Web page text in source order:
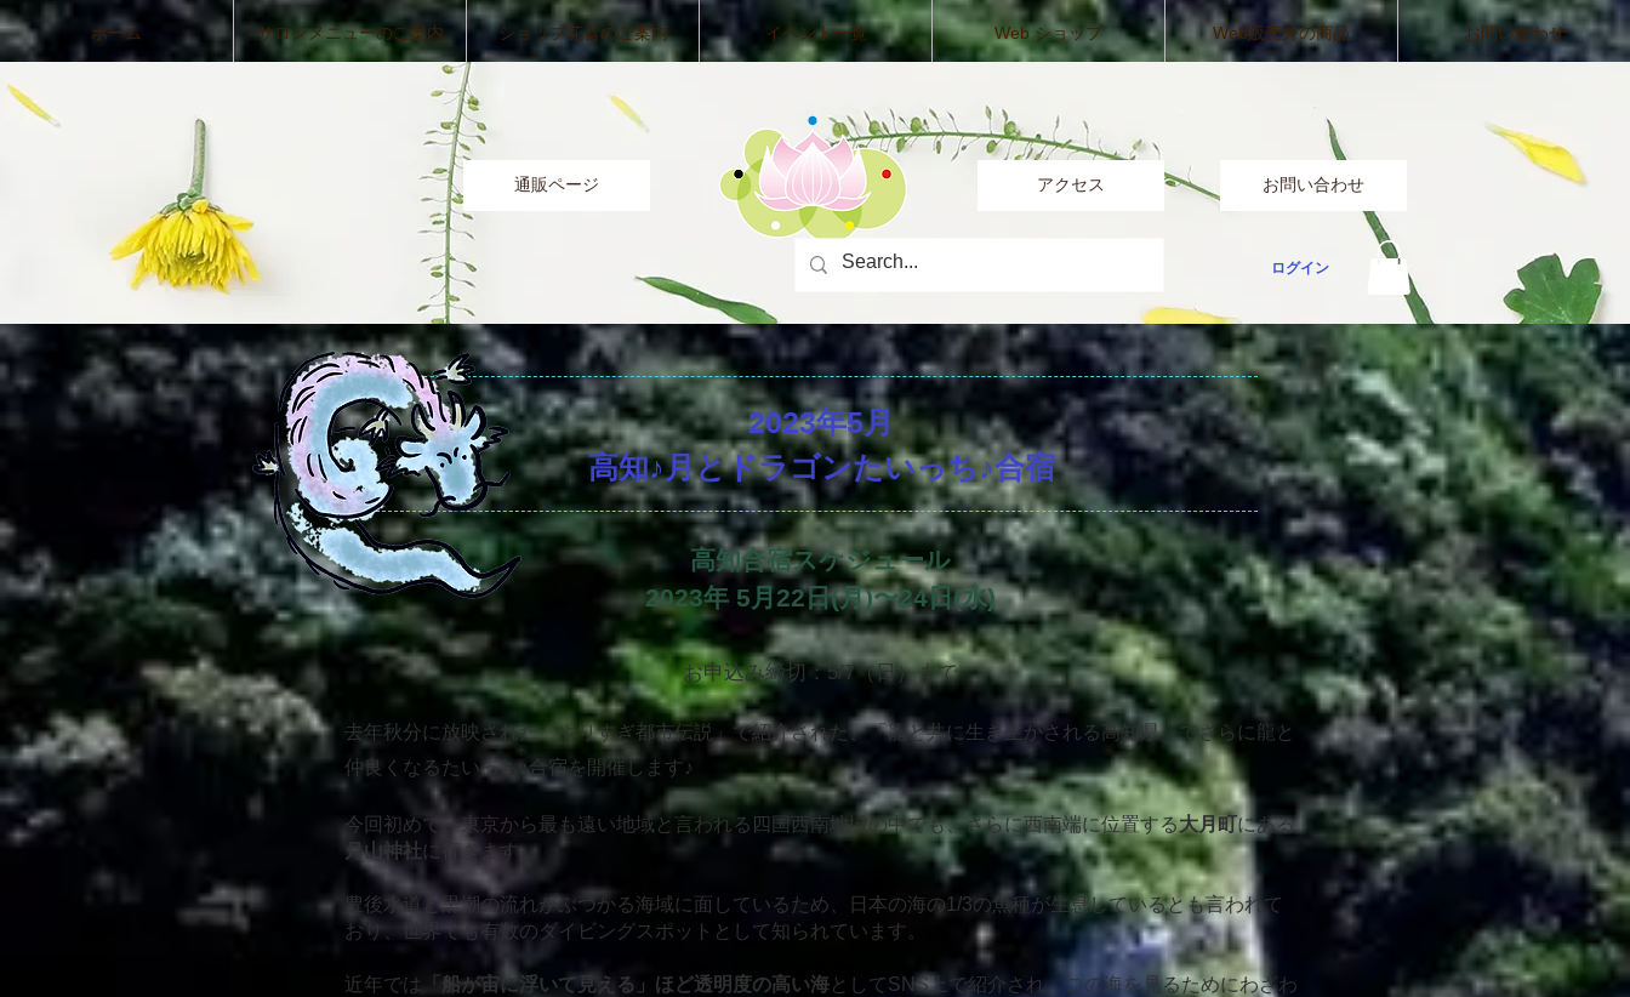
ホーム サロンメニューのご案内 ショップ花音のご案内 イベント一覧 Web ショップ Web販売外の商品 お問い合わせ
通販ページ アクセス お問い合わせ
ログイン
2023年5月
高知♪月とドラゴンたいっち♪合宿
高知合宿スケジュール
​2023年 5月22日(月)〜24日(水)
お申込み締切：5/7（日）まで
去年秋分に放映された「やりすぎ都市伝説」で紹介された、「龍と共に生き生かされる高知県」でさらに龍と
仲良くなるたいっち♪合宿を開催します♪
今回初めて、東京から最も遠い地域と言われる四国西南地域の中でも、さらに西南端に位置する大月町にある
月山神社に行きます。
豊後水道と黒潮の流れがぶつかる海域に面しているため、日本の海の1/3の魚種が生息しているとも言われて
おり、世界でも有数のダイビングスポットとして知られています。
近年では 「船が宙に浮いて見える」ほど透明度の高い海としてSNS上で紹介され、この海を見るためにわざわ